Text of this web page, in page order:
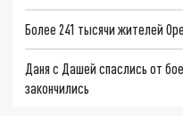
Более 241 тысячи жителей
Даня с Дашей спаслись от
закончились